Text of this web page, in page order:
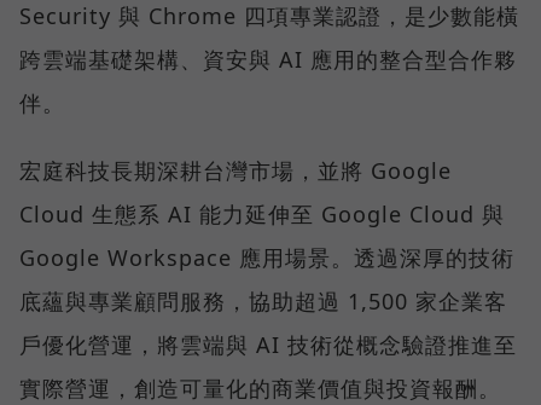
Security 與 Chrome 四項專業認證，是少數能橫
跨雲端基礎架構、資安與 AI 應用的整合型合作夥
伴。
宏庭科技長期深耕台灣市場，並將 Google
Cloud 生態系 AI 能力延伸至 Google Cloud 與
Google Workspace 應用場景。透過深厚的技術
底蘊與專業顧問服務，協助超過 1,500 家企業客
戶優化營運，將雲端與 AI 技術從概念驗證推進至
實際營運，創造可量化的商業價值與投資報酬。